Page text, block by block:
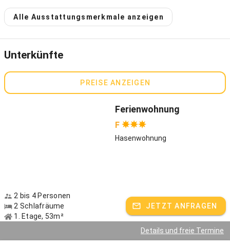
Gastgeber spricht: Deutsch
Alle Ausstattungsmerkmale anzeigen
Unterkünfte
PREISE ANZEIGEN
Ferienwohnung
F
Hasenwohnung
2 bis 4 Personen
2 Schlafräume
1. Etage, 53m²
JETZT ANFRAGEN
Details und freie Termine